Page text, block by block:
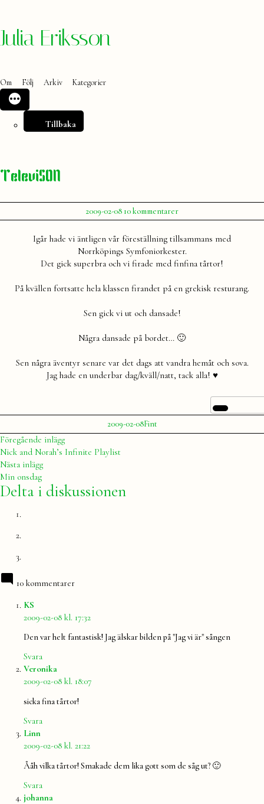
Hoppa
Julia Eriksson
Om Följ Arkiv Kategorier
Tillbaka
TeleviSON
Publicerat
av
Julia
2009-02-08 10 kommentarertill
TeleviSON
Igår hade vi äntligen vår föreställning tillsammans med
Norrköpings Symfoniorkester.
Det gick superbra och vi firade med finfina tårtor!
På kvällen fortsatte hela klassen firandet på en grekisk resturang.
Sen gick vi ut och dansade!
Några dansade på bordet… 🙂
Sen några äventyr senare var det dags att vandra hemåt och sova.
Jag hade en underbar dag/kväll/natt, tack alla! ♥
Publicerat
av
Julia
2009-02-08Publicerat
i
Fint
Inläggsnavigering
Föregående inläggFöregående
inlägg:
Nick and Norah’s Infinite Playlist
Nästa inläggNästa
Min onsdag
Delta i diskussionen
10 kommentarer
KS
2009-02-08 kl. 17:32
Den var helt fantastisk! Jag älskar bilden på "Jag vi är" sången
Svara
Veronika
2009-02-08 kl. 18:07
sicka fina tårtor!
Svara
Linn
2009-02-08 kl. 21:22
Ååh vilka tårtor! Smakade dem lika gott som de såg ut? 🙂
Svara
johanna